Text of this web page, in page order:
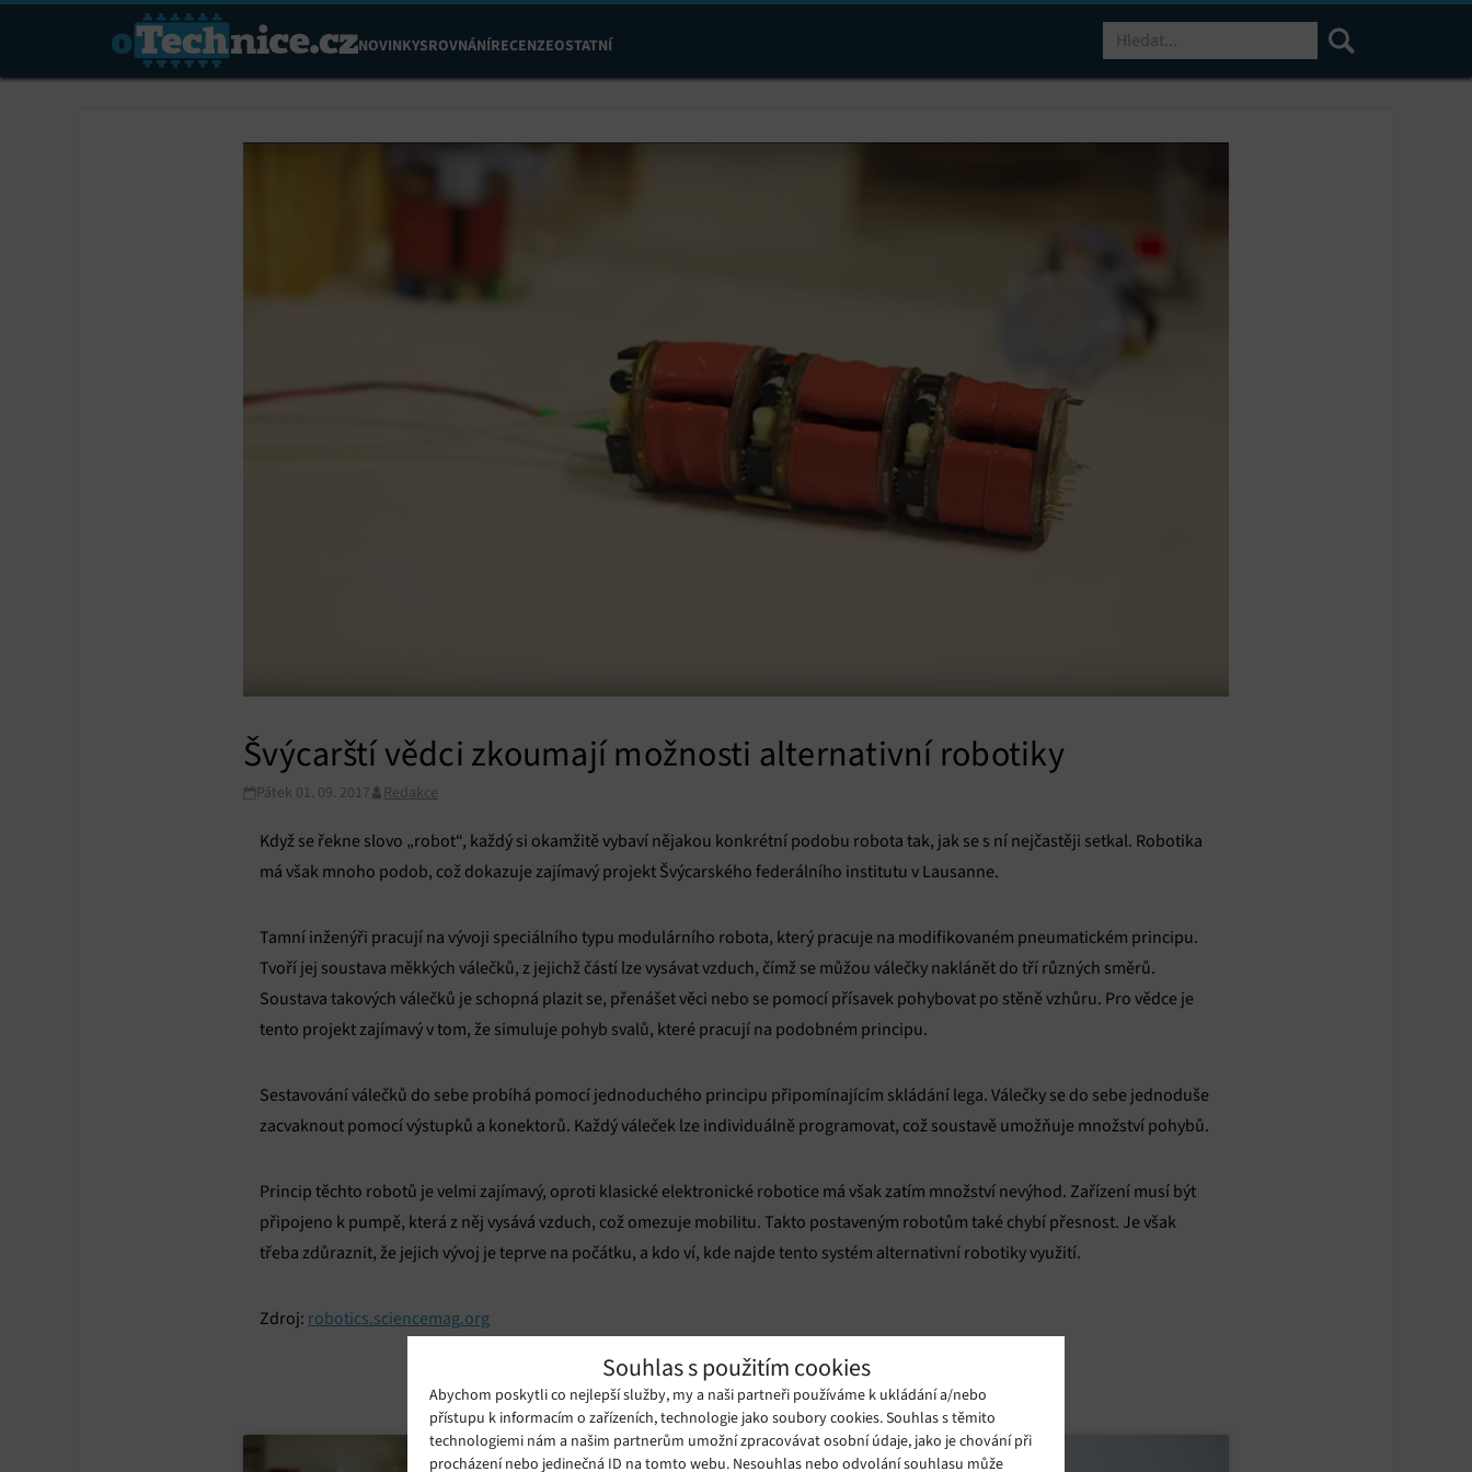
Souhlas s použitím cookies
Abychom poskytli co nejlepší služby, my a naši partneři používáme k ukládání a/nebo
přístupu k informacím o zařízeních, technologie jako soubory cookies. Souhlas s těmito
technologiemi nám a našim partnerům umožní zpracovávat osobní údaje, jako je chování při
procházení nebo jedinečná ID na tomto webu. Nesouhlas nebo odvolání souhlasu může
NOVINKYSROVNÁNÍRECENZEOSTATNÍ
Švýcarští vědci zkoumají možnosti alternativní robotiky
Pátek 01. 09. 2017 Redakce
Když se řekne slovo „robot“, každý si okamžitě vybaví nějakou konkrétní podobu robota tak, jak se s ní nejčastěji setkal. Robotika
má však mnoho podob, což dokazuje zajímavý projekt Švýcarského federálního institutu v Lausanne.
Tamní inženýři pracují na vývoji speciálního typu modulárního robota, který pracuje na modifikovaném pneumatickém principu.
Tvoří jej soustava měkkých válečků, z jejichž částí lze vysávat vzduch, čímž se můžou válečky naklánět do tří různých směrů.
Soustava takových válečků je schopná plazit se, přenášet věci nebo se pomocí přísavek pohybovat po stěně vzhůru. Pro vědce je
tento projekt zajímavý v tom, že simuluje pohyb svalů, které pracují na podobném principu.
Sestavování válečků do sebe probíhá pomocí jednoduchého principu připomínajícím skládání lega. Válečky se do sebe jednoduše
zacvaknout pomocí výstupků a konektorů. Každý váleček lze individuálně programovat, což soustavě umožňuje množství pohybů.
Princip těchto robotů je velmi zajímavý, oproti klasické elektronické robotice má však zatím množství nevýhod. Zařízení musí být
připojeno k pumpě, která z něj vysává vzduch, což omezuje mobilitu. Takto postaveným robotům také chybí přesnost. Je však
třeba zdůraznit, že jejich vývoj je teprve na počátku, a kdo ví, kde najde tento systém alternativní robotiky využití.
Zdroj: robotics.sciencemag.org